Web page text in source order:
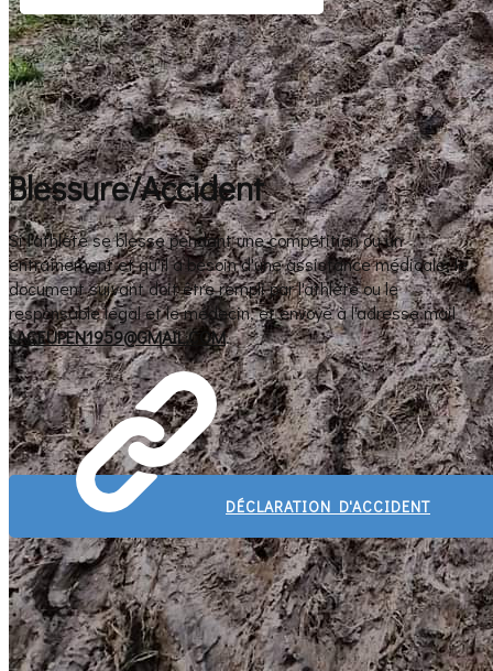
Blessure/Accident
Si l'athlète se blesse pendant une compétition ou un
entraînement et qu'il a besoin d'une assistance médicale, le
document suivant doit être rempli par l'athlète ou le
responsable légal et le médecin, et envoyé à l'adresse mail
LACEUPEN1959@GMAIL.COM.
DÉCLARATION D'ACCIDENT